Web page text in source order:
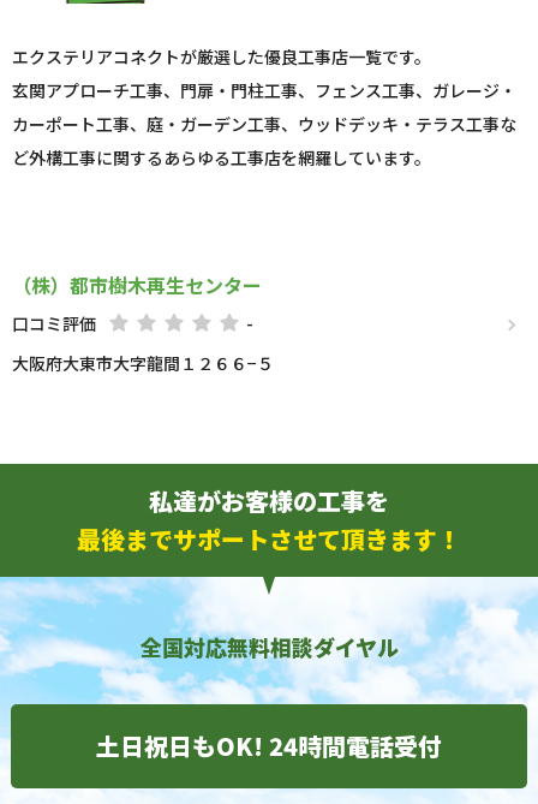
エクステリアコネクトが厳選した優良工事店一覧です。
玄関アプローチ工事、門扉・門柱工事、フェンス工事、ガレージ・
カーポート工事、庭・ガーデン工事、ウッドデッキ・テラス工事な
ど外構工事に関するあらゆる工事店を網羅しています。
（株）都市樹木再生センター
口コミ評価
-
大阪府大東市大字龍間１２６６−５
私達がお客様の工事を
最後までサポートさせて頂きます！
全国対応無料相談ダイヤル
土日祝日もOK! 24時間電話受付